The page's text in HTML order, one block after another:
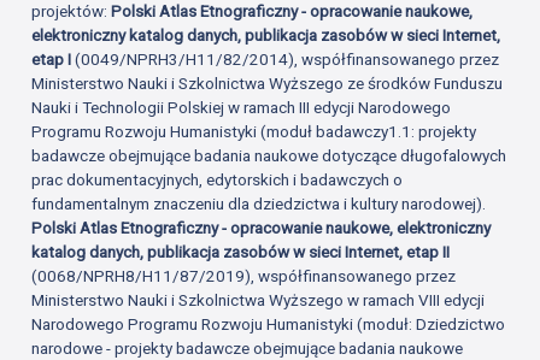
projektów:Polski Atlas Etnograficzny - opracowanie naukowe,
elektroniczny katalog danych, publikacja zasobów w sieci Internet,
etap I(0049/NPRH3/H11/82/2014), współfinansowanego przez
Ministerstwo Nauki i Szkolnictwa Wyższego ze środków Funduszu
Nauki i Technologii Polskiej w ramach III edycji Narodowego
Programu Rozwoju Humanistyki (moduł badawczy1.1: projekty
badawcze obejmujące badania naukowe dotyczące długofalowych
prac dokumentacyjnych, edytorskich i badawczych o
fundamentalnym znaczeniu dla dziedzictwa i kultury narodowej).
Polski Atlas Etnograficzny - opracowanie naukowe, elektroniczny
katalog danych, publikacja zasobów w sieci Internet, etap II
(0068/NPRH8/H11/87/2019), współfinansowanego przez
Ministerstwo Nauki i Szkolnictwa Wyższego w ramach VIII edycji
Narodowego Programu Rozwoju Humanistyki (moduł: Dziedzictwo
narodowe - projekty badawcze obejmujące badania naukowe